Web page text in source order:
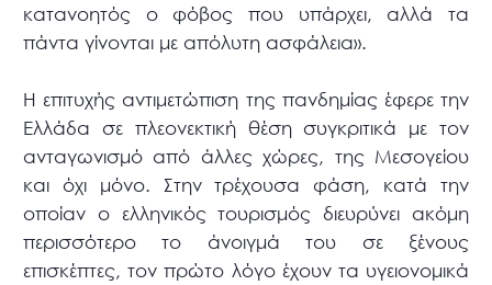
κατανοητός ο φόβος που υπάρχει, αλλά τα
πάντα γίνονται με απόλυτη ασφάλεια».
Η επιτυχής αντιμετώπιση της πανδημίας έφερε την
Ελλάδα σε πλεονεκτική θέση συγκριτικά με τον
ανταγωνισμό από άλλες χώρες, της Μεσογείου
και όχι μόνο. Στην τρέχουσα φάση, κατά την
οποίαν ο ελληνικός τουρισμός διευρύνει ακόμη
περισσότερο το άνοιγμά του σε ξένους
επισκέπτες, τον πρώτο λόγο έχουν τα υγειονομικά